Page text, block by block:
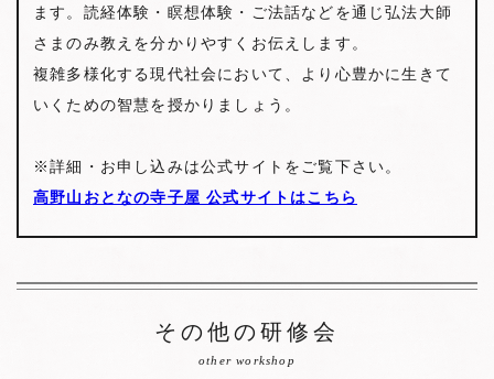
ます。読経体験・瞑想体験・ご法話などを通じ弘法大師
さまのみ教えを分かりやすくお伝えします。
複雑多様化する現代社会において、より心豊かに生きて
いくための智慧を授かりましょう。
※詳細・お申し込みは公式サイトをご覧下さい。
高野山おとなの寺子屋 公式サイトはこちら
その他の研修会
other workshop